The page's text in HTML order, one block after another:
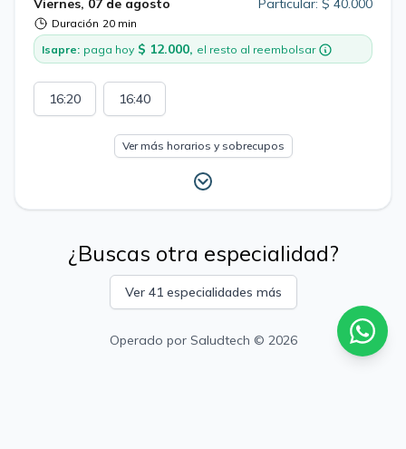
Viernes, 07 de agosto
Duración 20 min
Particular: $ 40.000
Isapre: paga hoy $ 12.000, el resto al reembolsar
16:20 16:40
Ver más horarios y sobrecupos
¿Buscas otra especialidad?
Ver 41 especialidades más
Operado por Saludtech © 2026